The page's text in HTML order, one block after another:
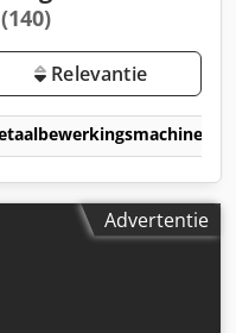
(140)
Relevantie
Advertentie